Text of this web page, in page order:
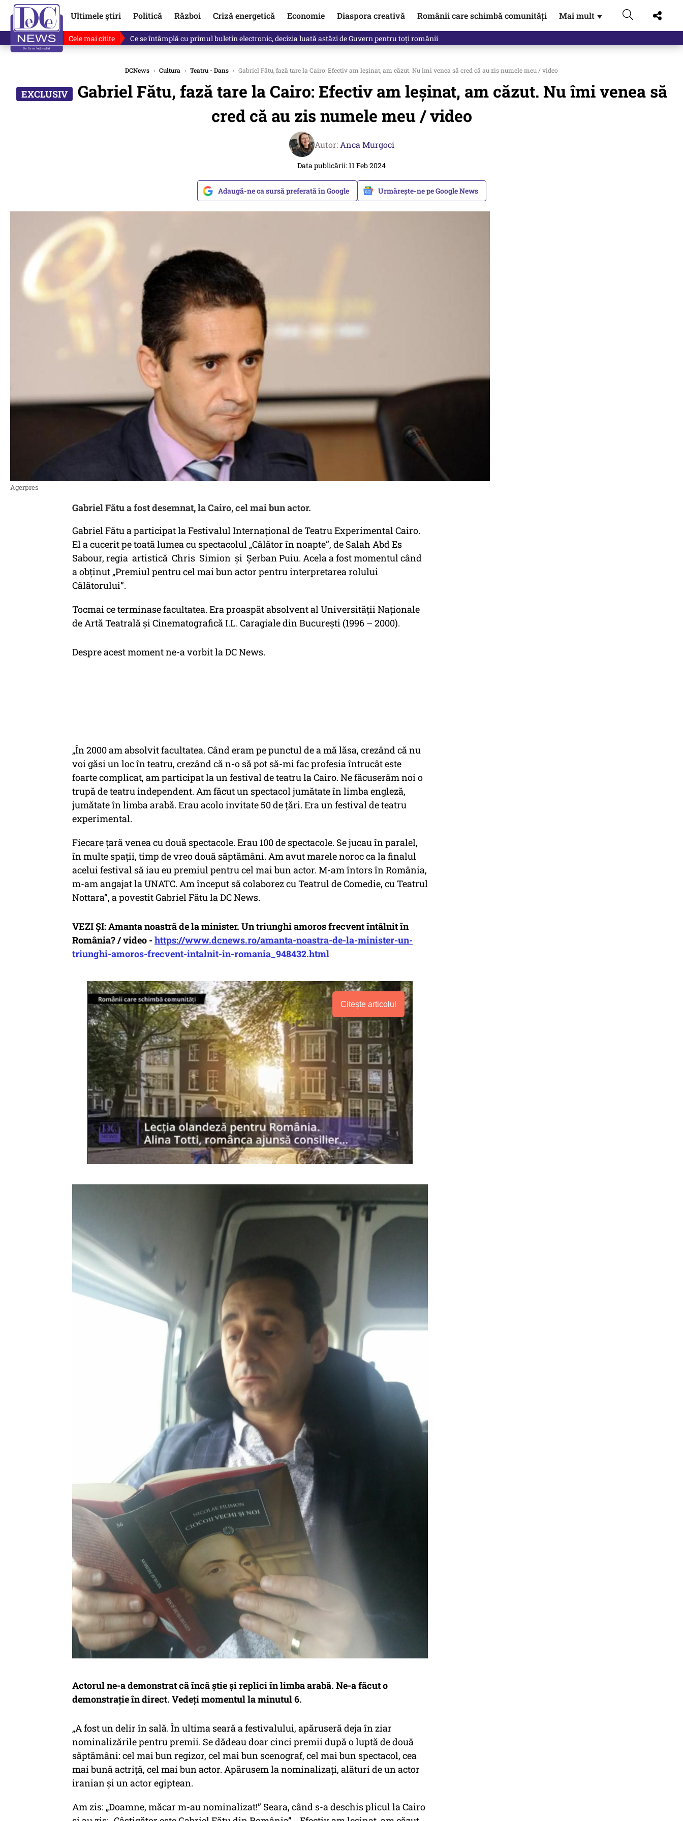
Ultimele știri Politică Război Criză energetică Economie Diaspora creativă Românii care schimbă comunități Mai mult ▼
Cele mai citite Singurul lucru care l-ar putea clinti pe Ilie Bolojan de la Palatul Victoria. Verdictul lui Bogdan Chirieac
DCNews › Cultura › Teatru - Dans › Gabriel Fătu, fază tare la Cairo: Efectiv am leșinat, am căzut. Nu îmi venea să cred că au zis numele meu / video
Gabriel Fătu, fază tare la Cairo: Efectiv am leșinat, am căzut. Nu îmi venea să
cred că au zis numele meu / video
Autor: Anca Murgoci
Data publicării: 11 Feb 2024
Adaugă-ne ca sursă preferată în Google Urmărește-ne pe Google News
Agerpres
Gabriel Fătu a fost desemnat, la Cairo, cel mai bun actor.
Gabriel Fătu a participat la Festivalul Internațional de Teatru Experimental Cairo.
El a cucerit pe toată lumea cu spectacolul „Călător în noapte”, de Salah Abd Es
Sabour, regia artistică Chris Simion și Șerban Puiu. Acela a fost momentul când
a obținut „Premiul pentru cel mai bun actor pentru interpretarea rolului
Călătorului”.
Tocmai ce terminase facultatea. Era proaspăt absolvent al Universității Naționale
de Artă Teatrală și Cinematografică I.L. Caragiale din București (1996 – 2000).
Despre acest moment ne-a vorbit la DC News.
„În 2000 am absolvit facultatea. Când eram pe punctul de a mă lăsa, crezând că nu
voi găsi un loc în teatru, crezând că n-o să pot să-mi fac profesia întrucât este
foarte complicat, am participat la un festival de teatru la Cairo. Ne făcuserăm noi o
trupă de teatru independent. Am făcut un spectacol jumătate în limba engleză,
jumătate în limba arabă. Erau acolo invitate 50 de țări. Era un festival de teatru
experimental.
Fiecare țară venea cu două spectacole. Erau 100 de spectacole. Se jucau în paralel,
în multe spații, timp de vreo două săptămâni. Am avut marele noroc ca la finalul
acelui festival să iau eu premiul pentru cel mai bun actor. M-am întors în România,
m-am angajat la UNATC. Am început să colaborez cu Teatrul de Comedie, cu Teatrul
Nottara”, a povestit Gabriel Fătu la DC News.
VEZI ȘI: Amanta noastră de la minister. Un triunghi amoros frecvent întâlnit în
România? / video -https://www.dcnews.ro/amanta-noastra-de-la-minister-un-
triunghi-amoros-frecvent-intalnit-in-romania_948432.html
Citește articolul
Actorul ne-a demonstrat că încă știe și replici în limba arabă. Ne-a făcut o
demonstrație în direct. Vedeți momentul la minutul 6.
„A fost un delir în sală. În ultima seară a festivalului, apăruseră deja în ziar
nominalizările pentru premii. Se dădeau doar cinci premii după o luptă de două
săptămâni: cel mai bun regizor, cel mai bun scenograf, cel mai bun spectacol, cea
mai bună actriță, cel mai bun actor. Apărusem la nominalizați, alături de un actor
iranian și un actor egiptean.
Am zis: „Doamne, măcar m-au nominalizat!” Seara, când s-a deschis plicul la Cairo